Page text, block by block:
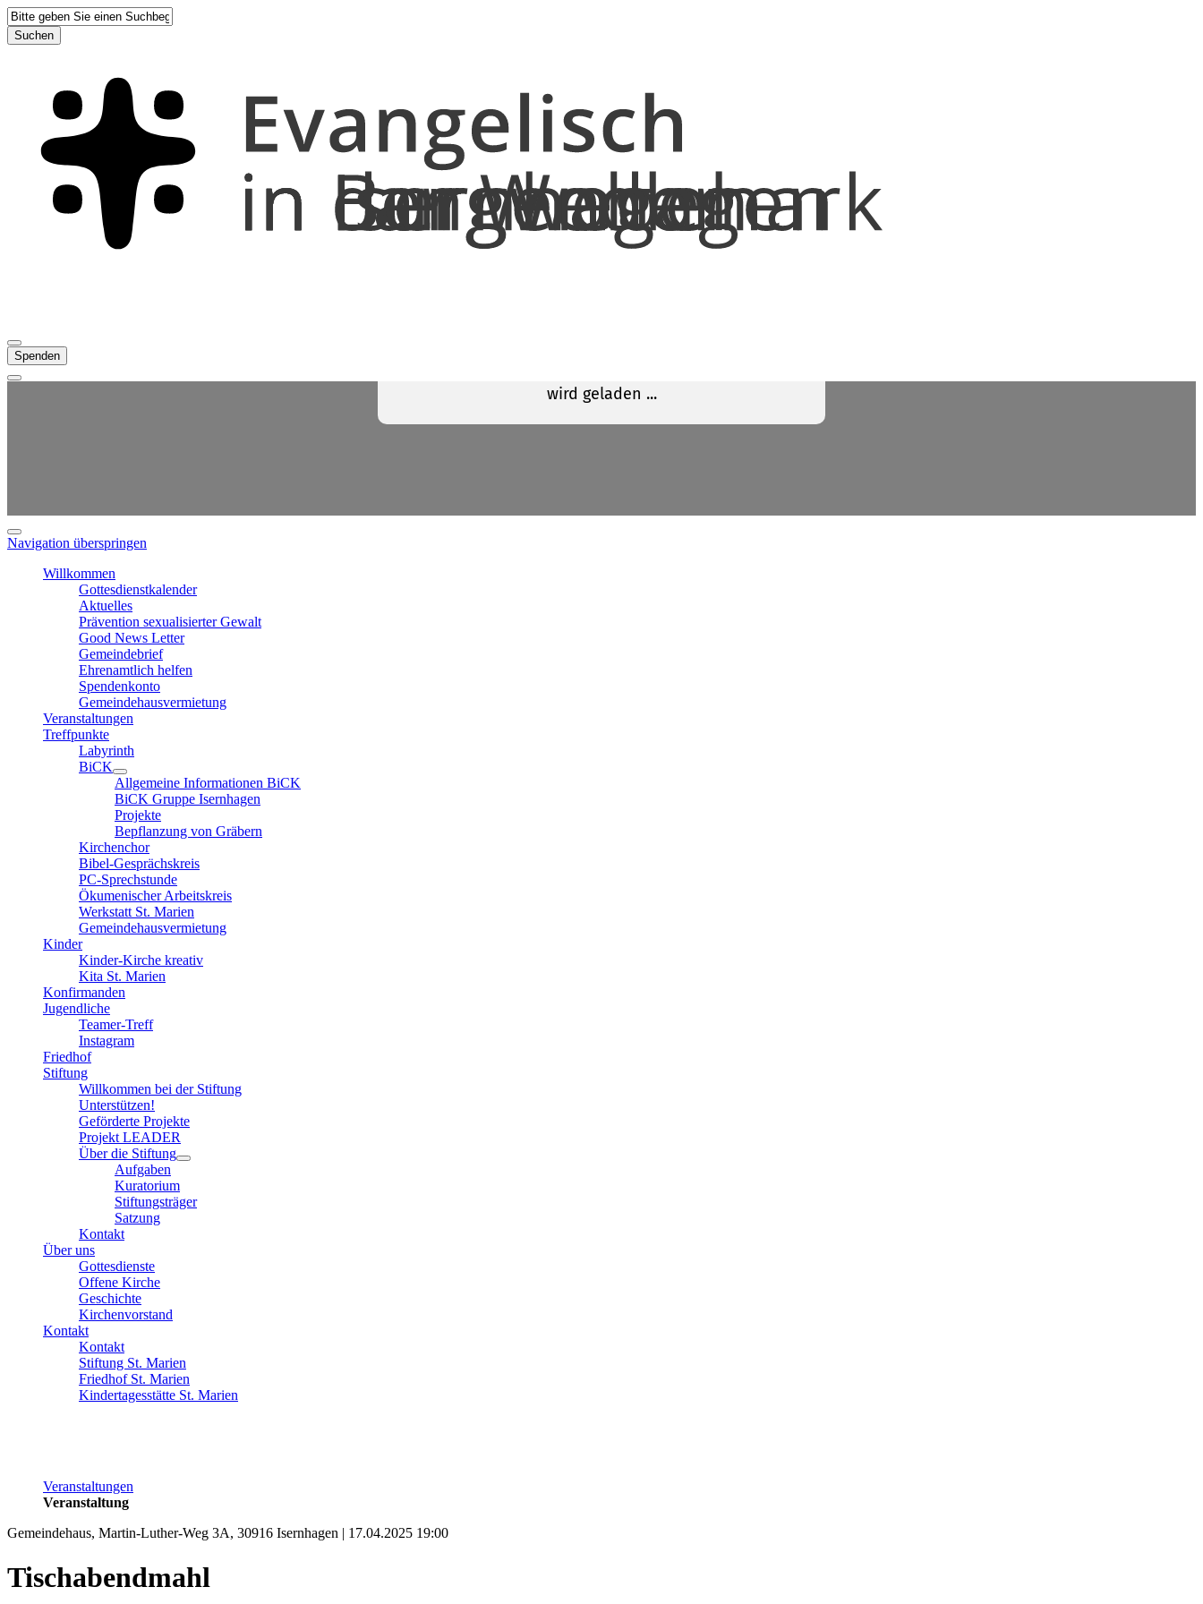
Suchen
Spenden
Navigation überspringen
Willkommen
Gottesdienstkalender
Aktuelles
Prävention sexualisierter Gewalt
Good News Letter
Gemeindebrief
Ehrenamtlich helfen
Spendenkonto
Gemeindehausvermietung
Veranstaltungen
Treffpunkte
Labyrinth
BiCK
Allgemeine Informationen BiCK
BiCK Gruppe Isernhagen
Projekte
Bepflanzung von Gräbern
Kirchenchor
Bibel-Gesprächskreis
PC-Sprechstunde
Ökumenischer Arbeitskreis
Werkstatt St. Marien
Gemeindehausvermietung
Kinder
Kinder-Kirche kreativ
Kita St. Marien
Konfirmanden
Jugendliche
Teamer-Treff
Instagram
Friedhof
Stiftung
Willkommen bei der Stiftung
Unterstützen!
Geförderte Projekte
Projekt LEADER
Über die Stiftung
Aufgaben
Kuratorium
Stiftungsträger
Satzung
Kontakt
Über uns
Gottesdienste
Offene Kirche
Geschichte
Kirchenvorstand
Kontakt
Kontakt
Stiftung St. Marien
Friedhof St. Marien
Kindertagesstätte St. Marien
Veranstaltungen
Veranstaltung
Gemeindehaus, Martin-Luther-Weg 3A, 30916 Isernhagen | 17.04.2025 19:00
Tischabendmahl